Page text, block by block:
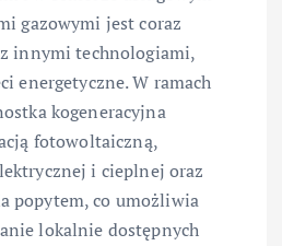
gazowymi jest coraz
innymi technologiami,
energetyczne. W ramach
kogeneracyjna
fotowoltaiczną,
i cieplnej oraz
popytem, co umożliwia
lokalnie dostępnych